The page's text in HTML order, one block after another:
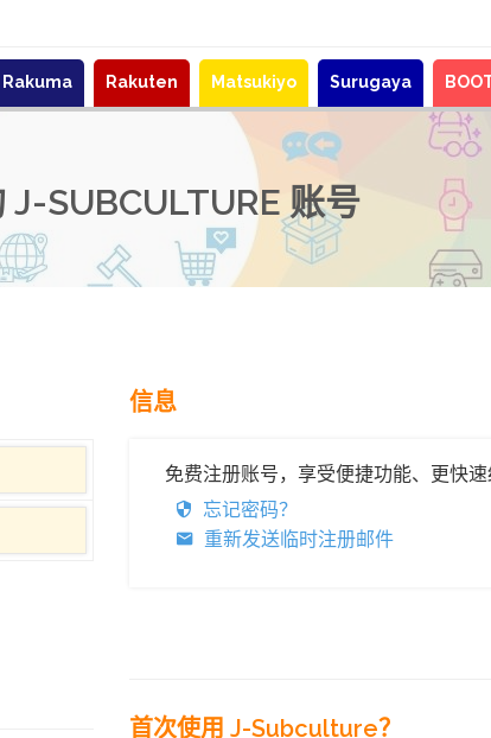
Rakuma Rakuten Matsukiyo Surugaya
J-SUBCULTURE 账号
信息
免费注册账号，享受便捷功能、更快速
忘记密码？
重新发送临时注册邮件
首次使用 J-Subculture？